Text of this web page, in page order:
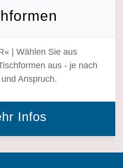
| Wählen Sie aus
aus - je nach
Anspruch.
Infos